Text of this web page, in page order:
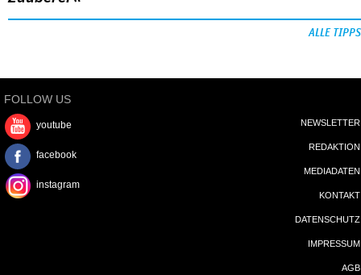
ALLE TIPPS
FOLLOW US
youtube
facebook
instagram
NEWSLETTER
REDAKTION
MEDIADATEN
KONTAKT
DATENSCHUTZ
IMPRESSUM
AGB